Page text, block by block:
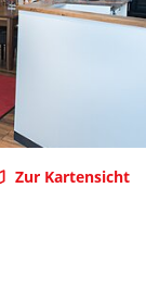
Zur Kartensicht